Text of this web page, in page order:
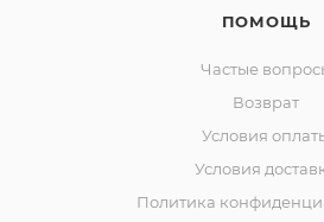
ПОМОЩЬ
Частые
Возврат
Условия
Условия
Политика